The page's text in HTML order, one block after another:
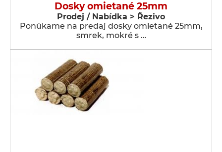
Dosky omietané 25mm
Prodej / Nabídka > Řezivo
Ponúkame na predaj dosky omietané 25mm,
smrek, mokré s …